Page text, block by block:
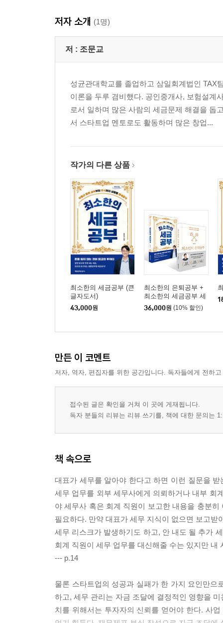
저자 소개 (1명)
저 : 조문교
성균관대학교를 졸업하고 삼일회계법인 TAX
이론을 두루 겸비했다. 공인중개사, 보험설계
로서 일하며 많은 사람의 세금문제 해결을 돕
서 스타트업 멘토로도 활동하며 많은 창업...
작가의 다른 상품
최소한의 세금공부 (큰
글자도서)
43,000원
최소한의 은퇴공부 +
최소한의 세금공부 세
트
36,000원 (10% 할인)
만든 이 코멘트
저자, 역자, 편집자를 위한 공간입니다. 독자들에게 전하
접수된 글은 확인을 거쳐 이 곳에 게재됩니다.
독자 분들의 리뷰는 리뷰 쓰기를, 책에 대한 문의는
책 속으로
대표가 세무를 알아야 한다고 하면 이런 질문을
세무 업무를 외부 세무사에게 의뢰하거나 내부 회
야 세무사 혹은 회계 직원이 보고한 내용을 충분
필요하다. 만약 대표가 세무 지식이 없으면 보고
세무 리스크가 발생하기도 하고, 안 내도 될 추가
회계 직원이 세무 업무를 대신해줄 수는 있지만 내
--- p.14
물론 스타트업의 성공과 실패가 한 가지 요인만
하고, 세무 관리는 자금 조달에 결정적인 영향을
치를 위해서는 투자자의 신뢰를 얻어야 한다. 사